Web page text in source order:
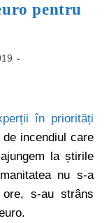
pentru
în priorități
incendiul care
la știrile
nu s-a
s-au strâns